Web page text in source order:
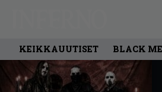
KEIKKAUUTISET BLACK